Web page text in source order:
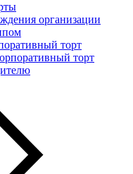
организации
торт
торт